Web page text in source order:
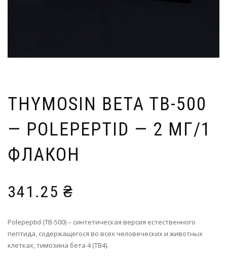
THYMOSIN BETA TB-500
— POLEPEPTID — 2 МГ/1
ФЛАКОН
341.25 ₴
Polepeptid (TB-500) – синтетическая версия естественного
пептида, содержащегося во всех человеческих и животных
клетках, тимозина бета 4 (TB4).